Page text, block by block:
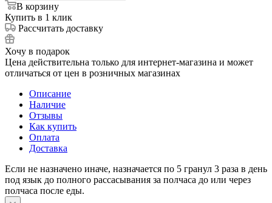
В корзину
Купить в 1 клик
Рассчитать доставку
Хочу в подарок
Цена действительна только для интернет-магазина и может
отличаться от цен в розничных магазинах
Описание
Наличие
Отзывы
Как купить
Оплата
Доставка
Если не назначено иначе, назначается по 5 гранул 3 раза в день
под язык до полного рассасывания за полчаса до или через
полчаса после еды.